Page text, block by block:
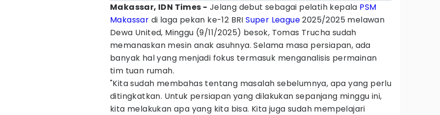
Makassar, IDN Times - Jelang debut sebagai pelatih kepala PSM
Makassar di laga pekan ke-12 BRISuper League2025/2025 melawan
Dewa United, Minggu (9/11/2025) besok, Tomas Trucha sudah
memanaskan mesin anak asuhnya. Selama masa persiapan, ada
banyak hal yang menjadi fokus termasuk menganalisis permainan
tim tuan rumah.
"Kita sudah membahas tentang masalah sebelumnya, apa yang perlu
ditingkatkan. Untuk persiapan yang dilakukan sepanjang minggu ini,
kita melakukan apa yang kita bisa. Kita juga sudah mempelajari